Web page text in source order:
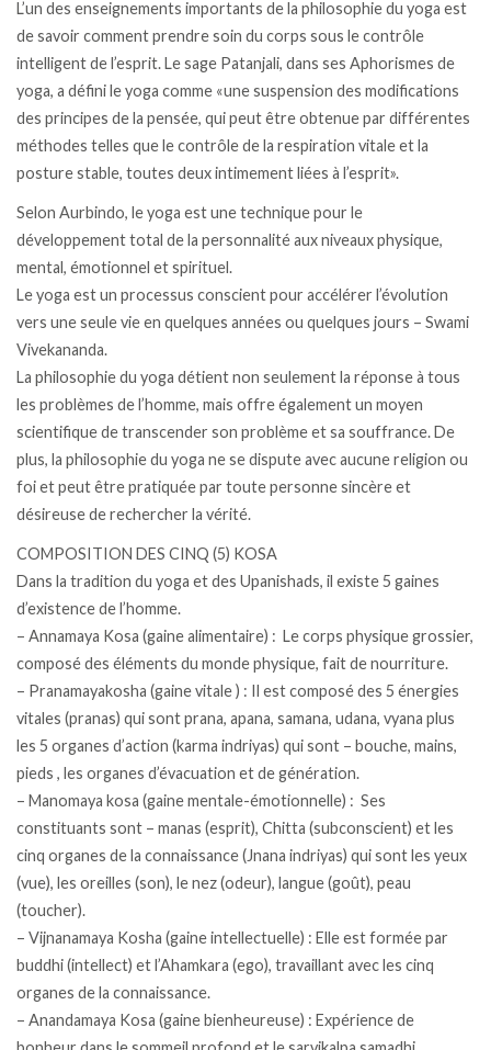
L’un des enseignements importants de la philosophie du yoga est
de savoir comment prendre soin du corps sous le contrôle
intelligent de l’esprit. Le sage Patanjali, dans ses Aphorismes de
yoga, a défini le yoga comme «une suspension des modifications
des principes de la pensée, qui peut être obtenue par différentes
méthodes telles que le contrôle de la respiration vitale et la
posture stable, toutes deux intimement liées à l’esprit».
Selon Aurbindo, le yoga est une technique pour le
développement total de la personnalité aux niveaux physique,
mental, émotionnel et spirituel.
Le yoga est un processus conscient pour accélérer l’évolution
vers une seule vie en quelques années ou quelques jours – Swami
Vivekananda.
La philosophie du yoga détient non seulement la réponse à tous
les problèmes de l’homme, mais offre également un moyen
scientifique de transcender son problème et sa souffrance. De
plus, la philosophie du yoga ne se dispute avec aucune religion ou
foi et peut être pratiquée par toute personne sincère et
désireuse de rechercher la vérité.
COMPOSITION DES CINQ (5) KOSA
Dans la tradition du yoga et des Upanishads, il existe 5 gaines
d’existence de l’homme.
– Annamaya Kosa (gaine alimentaire) : Le corps physique grossier,
composé des éléments du monde physique, fait de nourriture.
– Pranamayakosha (gaine vitale ) : Il est composé des 5 énergies
vitales (pranas) qui sont prana, apana, samana, udana, vyana plus
les 5 organes d’action (karma indriyas) qui sont – bouche, mains,
pieds , les organes d’évacuation et de génération.
– Manomaya kosa (gaine mentale-émotionnelle) : Ses
constituants sont – manas (esprit), Chitta (subconscient) et les
cinq organes de la connaissance (Jnana indriyas) qui sont les yeux
(vue), les oreilles (son), le nez (odeur), langue (goût), peau
(toucher).
– Vijnanamaya Kosha (gaine intellectuelle) : Elle est formée par
buddhi (intellect) et l’Ahamkara (ego), travaillant avec les cinq
organes de la connaissance.
– Anandamaya Kosa (gaine bienheureuse) : Expérience de